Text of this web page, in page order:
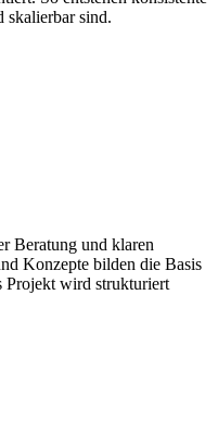
skalierbar sind.
Beratung und klaren
Konzepte bilden die Basis
Projekt wird strukturiert